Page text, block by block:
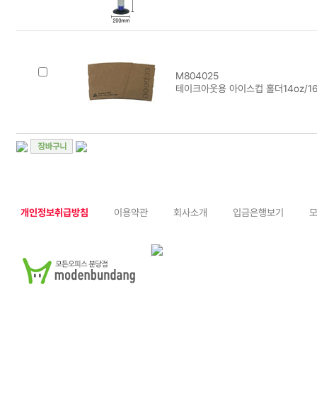
M804025
테이크아웃용 아이스컵 홀더14oz/
개인정보취급방침 이용약관 회사소개 입금은행보기